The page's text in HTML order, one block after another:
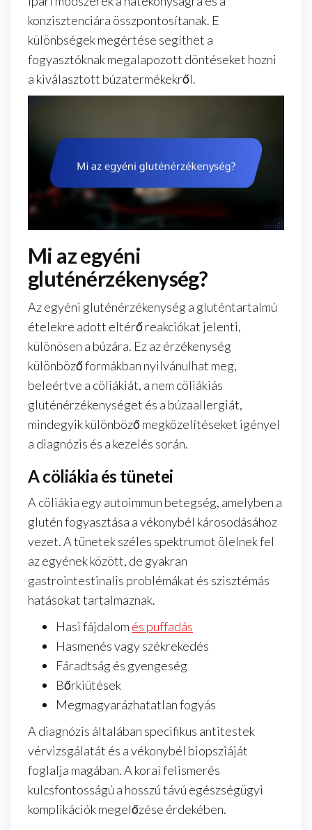
konzisztenciára összpontosítanak. E
különbségek megértése segíthet a
fogyasztóknak megalapozott döntéseket hozni
a kiválasztott búzatermékekről.
Mi az egyéni
gluténérzékenység?
Az egyéni gluténérzékenység a gluténtartalmú
ételekre adott eltérő reakciókat jelenti,
különösen a búzára. Ez az érzékenység
különböző formákban nyilvánulhat meg,
beleértve a cöliákiát, a nem cöliákiás
gluténérzékenységet és a búzaallergiát,
mindegyik különböző megközelítéseket igényel
a diagnózis és a kezelés során.
A cöliákia és tünetei
A cöliákia egy autoimmun betegség, amelyben a
glutén fogyasztása a vékonybél károsodásához
vezet. A tünetek széles spektrumot ölelnek fel
az egyének között, de gyakran
gastrointestinalis problémákat és szisztémás
hatásokat tartalmaznak.
Hasi fájdalom és puffadás
Hasmenés vagy székrekedés
Fáradtság és gyengeség
Bőrkiütések
Megmagyarázhatatlan fogyás
A diagnózis általában specifikus antitestek
vérvizsgálatát és a vékonybél biopsziáját
foglalja magában. A korai felismerés
kulcsfontosságú a hosszú távú egészségügyi
komplikációk megelőzése érdekében.